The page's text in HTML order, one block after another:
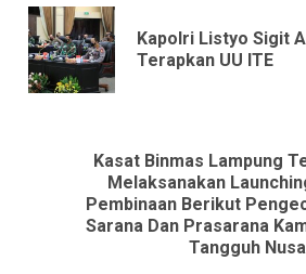
Reading
Kapolri Listyo Sigit
Terapkan UU ITE
Kasat Binmas Lampung
Melaksanakan
Pembinaan Berikut
Sarana Dan Prasarana
Tangguh